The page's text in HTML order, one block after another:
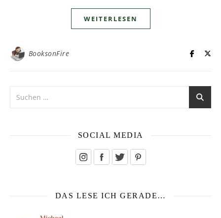
WEITERLESEN
BooksonFire
SOCIAL MEDIA
DAS LESE ICH GERADE…